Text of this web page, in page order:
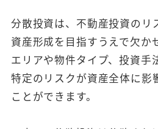
分散投資は、不動産投資のリ
資産形成を目指すうえで欠か
エリアや物件タイプ、投資手
特定のリスクが資産全体に影
ことができます。